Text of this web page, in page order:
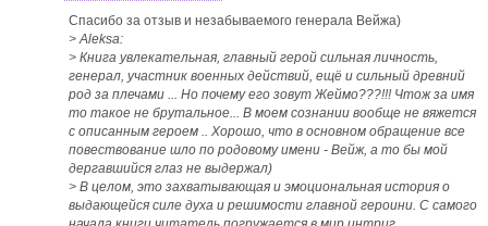
Спасибо за отзыв и незабываемого генерала Вейжа)
> Aleksa:
> Книга увлекательная, главный герой сильная личность,
генерал, участник военных действий, ещё и сильный древний
род за плечами ... Но почему его зовут Жеймо???!!! Чтож за имя
то такое не брутальное... В моем сознании вообще не вяжется
с описанным героем .. Хорошо, что в основном обращение все
повествование шло по родовому имени - Вейж, а то бы мой
дергавшийся глаз не выдержал)
> В целом, это захватывающая и эмоциональная история о
выдающейся силе духа и решимости главной героини. С самого